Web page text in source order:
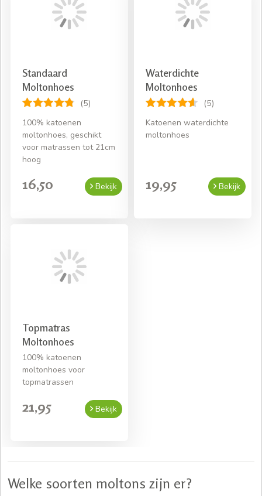
Standaard
Moltonhoes
(5)
100% katoenen
moltonhoes, geschikt
voor matrassen tot 21cm
hoog
16,50 Bekijk
Waterdichte
Moltonhoes
(5)
Katoenen waterdichte
moltonhoes
19,95 Bekijk
Topmatras
Moltonhoes
100% katoenen
moltonhoes voor
topmatrassen
21,95 Bekijk
Welke soorten moltons zijn er?